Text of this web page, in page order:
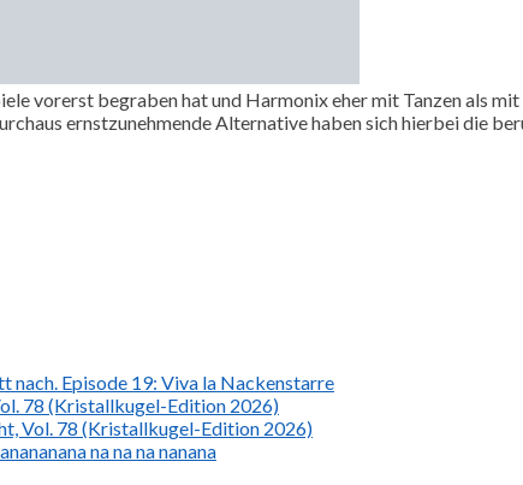
vorerst begraben hat und Harmonix eher mit Tanzen als
ernstzunehmende Alternative haben sich hierbei die
nach. Episode 19: Viva la Nackenstarre
78 (Kristallkugel-Edition 2026)
Vol. 78 (Kristallkugel-Edition 2026)
na na na nanana